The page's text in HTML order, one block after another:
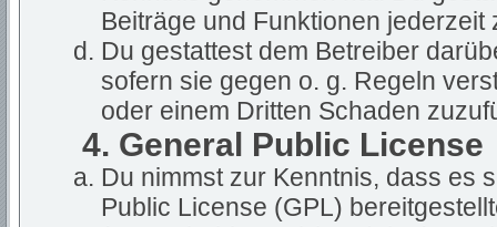
Beiträge und Funktionen
Du gestattest dem Betreiber
sofern sie gegen o. g. Regeln
oder einem Dritten Schaden
4. General Public License
Du nimmst zur Kenntnis, dass es
Public License (GPL)